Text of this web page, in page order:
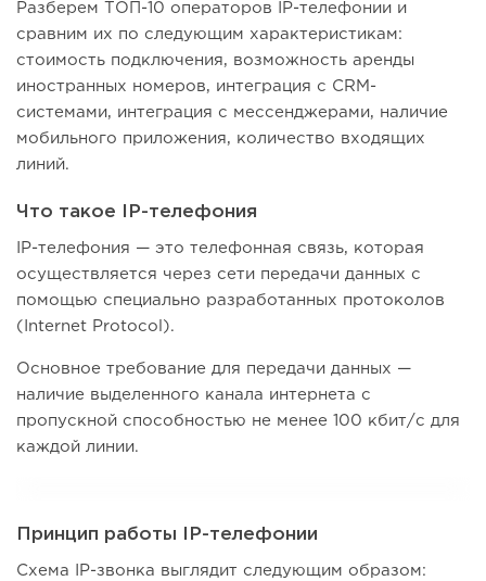
Разберем ТОП-10 операторов IP-телефонии и
сравним их по следующим характеристикам:
стоимость подключения, возможность аренды
иностранных номеров, интеграция с CRM-
системами, интеграция с мессенджерами, наличие
мобильного приложения, количество входящих
линий.
Что такое IP-телефония
IP-телефония — это телефонная связь, которая
осуществляется через сети передачи данных с
помощью специально разработанных протоколов
(Internet Protocol).
Основное требование для передачи данных —
наличие выделенного канала интернета с
пропускной способностью не менее 100 кбит/с для
каждой линии.
Принцип работы IP-телефонии
Схема IP-звонка выглядит следующим образом: